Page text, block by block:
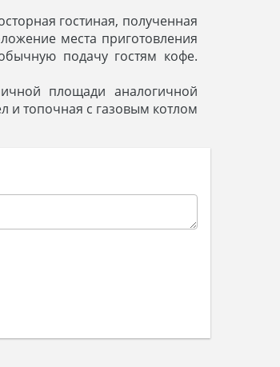
гостиная, полученная
места приготовления
подачу гостям кофе.
площади аналогичной
и топочная с газовым котлом